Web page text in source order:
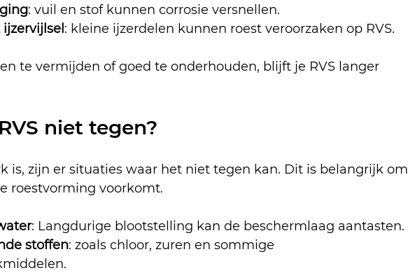
: vuil en stof kunnen corrosie versnellen.
: kleine ijzerdelen kunnen roest veroorzaken op RVS.
te vermijden of goed te onderhouden, blijft je RVS langer
niet tegen?
is, zijn er situaties waar het niet tegen kan. Dit is belangrijk om
roestvorming voorkomt.
: Langdurige blootstelling kan de beschermlaag aantasten.
stoffen: zoals chloor, zuren en sommige